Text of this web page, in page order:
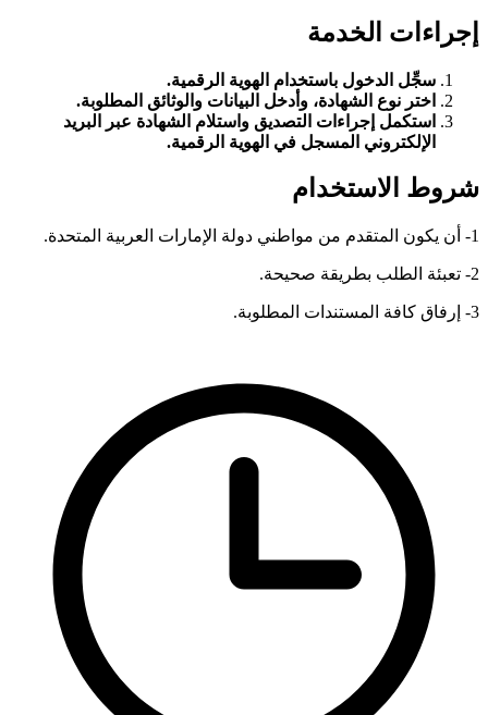
إجراءات الخدمة
سجِّل الدخول باستخدام الهوية الرقمية.
اختر نوع الشهادة، وأدخل البيانات والوثائق المطلوبة.
استكمل إجراءات التصديق واستلام الشهادة عبر البريد
الإلكتروني المسجل في الهوية الرقمية.
شروط الاستخدام
1- أن يكون المتقدم من مواطني دولة الإمارات العربية المتحدة.
2- تعبئة الطلب بطريقة صحيحة.
3- إرفاق كافة المستندات المطلوبة.